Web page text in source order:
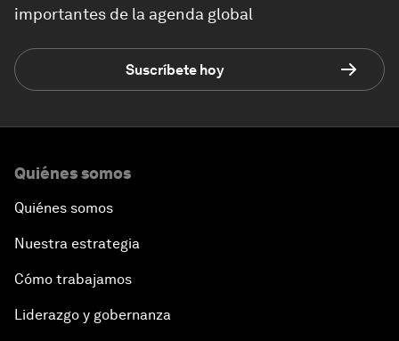
importantes de la agenda global
Suscríbete hoy
Quiénes somos
Quiénes somos
Nuestra estrategia
Cómo trabajamos
Liderazgo y gobernanza